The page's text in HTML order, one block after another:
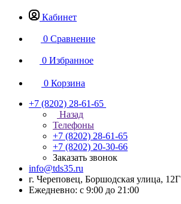
Кабинет
0 Сравнение
0 Избранное
0 Корзина
+7 (8202) 28‑61-65
Назад
Телефоны
+7 (8202) 28‑61-65
+7 (8202) 20‑30-66
Заказать звонок
info@tds35.ru
г. Череповец, Боршодская улица, 12Г
Ежедневно: с 9:00 до 21:00